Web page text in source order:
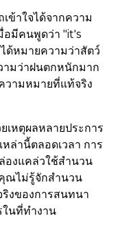
ข้าใจได้จากความ
อมีคนพูดว่า "it's
ด้หมายความว่าสัตว์
ามว่าฝนตกหนักมาก
วามหมายที่แท้จริง
หตุผลหลายประการ
ล่านี้ตลอดเวลา การ
องแคล่วใช้สำนวน
ณไม่รู้จักสำนวน
งของการสนทนา
นที่ทำงาน